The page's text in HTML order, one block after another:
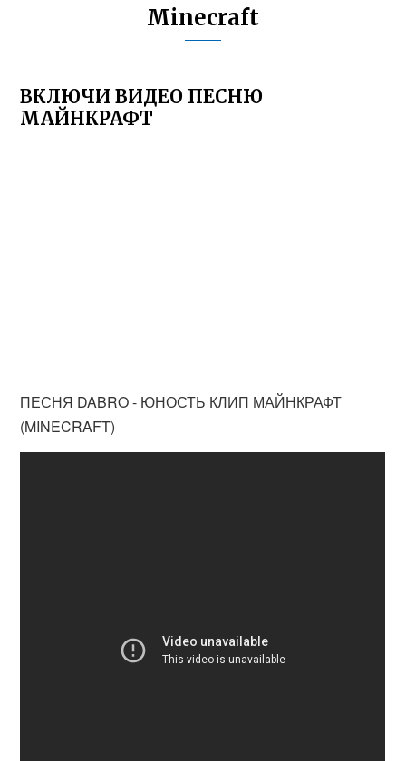
Minecraft
ВКЛЮЧИ ВИДЕО ПЕСНЮ
МАЙНКРАФТ
ПЕСНЯ DABRO - ЮНОСТЬ КЛИП МАЙНКРАФТ
(MINECRAFT)